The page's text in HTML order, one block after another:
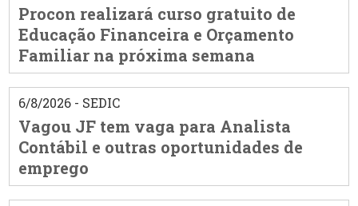
Procon realizará curso gratuito de
Educação Financeira e Orçamento
Familiar na próxima semana
6/8/2026 - SEDIC
Vagou JF tem vaga para Analista
Contábil e outras oportunidades de
emprego